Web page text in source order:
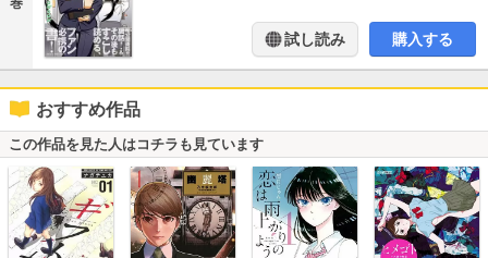
巻
試し読み 購入する
おすすめ作品
この作品を見た人はコチラも見ています